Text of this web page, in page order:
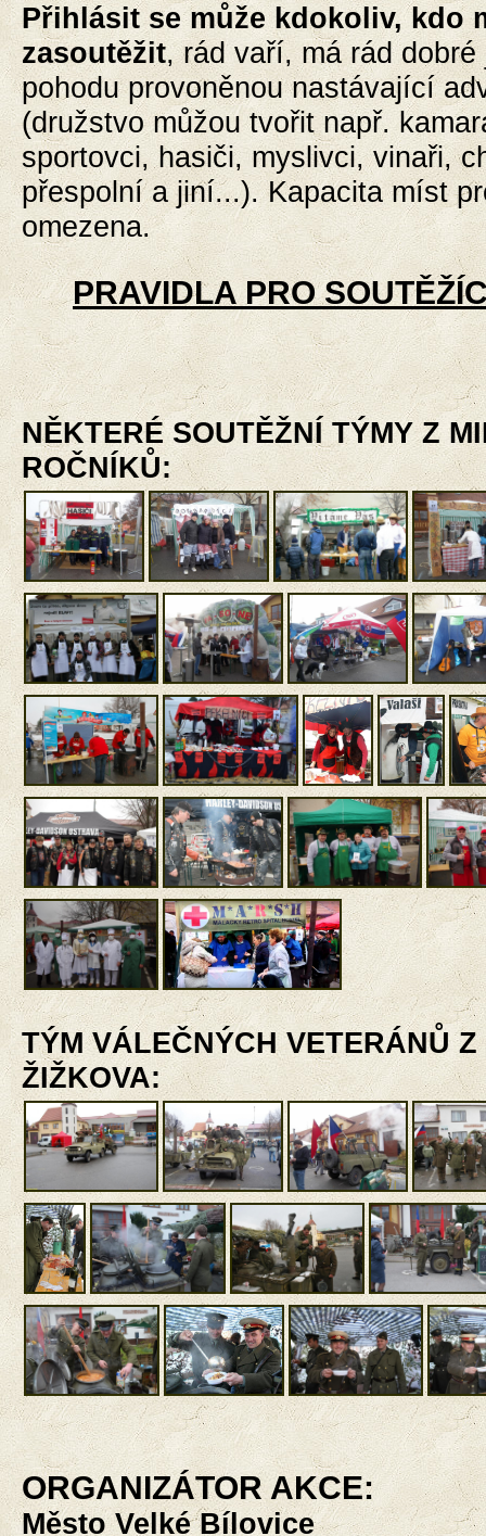
Přihlásit se může kdokoliv, kdo
zasoutěžit, rád vaří, má rád
pohodu provoněnou nastávající
(družstvo můžou tvořit např.
sportovci,hasiči, myslivci, vinaři,
přespolní a jiní...). Kapacita míst
omezena.
PRAVIDLA PRO
NĚKTERÉ SOUTĚŽNÍ TÝMY Z
ROČNÍKŮ:
TÝM VÁLEČNÝCH VETERÁNŮ
ŽIŽKOVA:
ORGANIZÁTOR AKCE:
Město Velké Bílovice